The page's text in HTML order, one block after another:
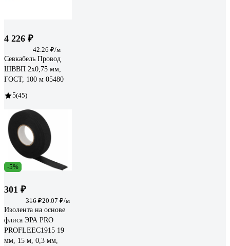
4 226 ₽
42.26 ₽/м
Севкабель Провод
ШВВП 2х0,75 мм,
ГОСТ, 100 м 05480
5(45)
-5%
301 ₽
316 ₽20.07 ₽/м
Изолента на основе
флиса ЭРА PRO
PROFLEEC1915 19
мм, 15 м, 0,3 мм,